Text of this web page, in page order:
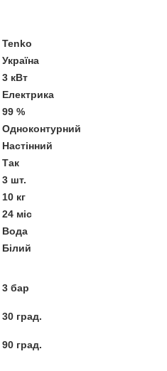
Tenko
Україна
3 кВт
Електрика
99 %
Одноконтурний
Настінний
Так
3 шт.
10 кг
24 міс
Вода
Білий
3 бар
30 град.
90 град.